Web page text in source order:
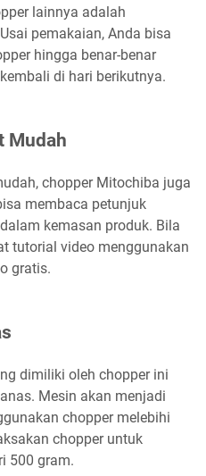
lainnya adalah
pemakaian, Anda bisa
hingga benar-benar
di hari berikutnya.
Mudah
chopper Mitochiba juga
membaca petunjuk
kemasan produk. Bila
tutorial video menggunakan
gratis.
dimiliki oleh chopper ini
Mesin akan menjadi
chopper melebihi
chopper untuk
500 gram.